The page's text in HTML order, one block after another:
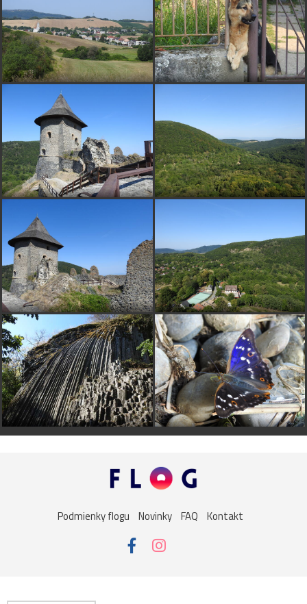
Podmienky flogu Novinky FAQ Kontakt